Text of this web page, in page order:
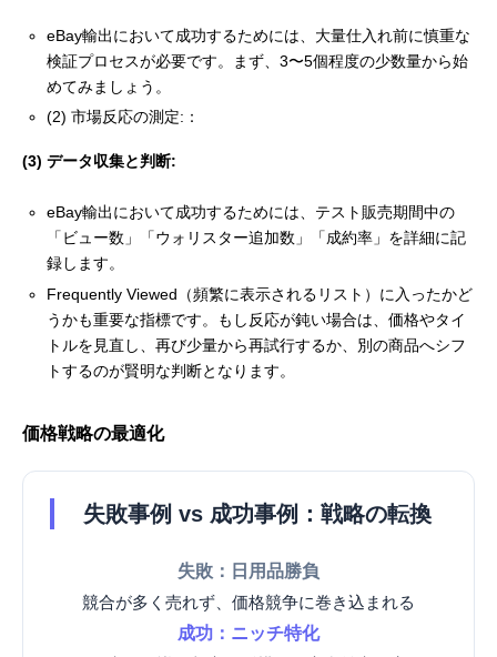
eBay輸出において成功するためには、大量仕入れ前に慎重な
検証プロセスが必要です。まず、3〜5個程度の少数量から始
めてみましょう。
(2) 市場反応の測定:：
(3) データ収集と判断:
eBay輸出において成功するためには、テスト販売期間中の
「ビュー数」「ウォリスター追加数」「成約率」を詳細に記
録します。
Frequently Viewed（頻繁に表示されるリスト）に入ったかど
うかも重要な指標です。もし反応が鈍い場合は、価格やタイ
トルを見直し、再び少量から再試行するか、別の商品へシフ
トするのが賢明な判断となります。
価格戦略の最適化
失敗事例 vs 成功事例：戦略の転換
失敗：日用品勝負
競合が多く売れず、価格競争に巻き込まれる
成功：ニッチ特化